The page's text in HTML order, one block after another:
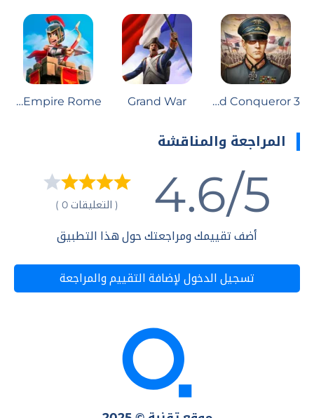
World Conqueror 3
Grand War
Grow Empire Rome
المراجعة والمناقشة
4.6/5 ( التعليقات 0 )
أضف تقييمك ومراجعتك حول هذا التطبيق
تسجيل الدخول لإضافة التقييم والمراجعة